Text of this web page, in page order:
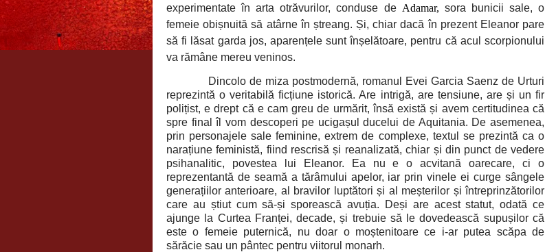
experimentate în arta otrăvurilor, conduse de Adamar, sora bunicii sale, o
femeie obișnuită să atârne în ștreang. Și, chiar dacă în prezent Eleanor pare
să fi lăsat garda jos, aparențele sunt înșelătoare, pentru că acul scorpionului
va rămâne mereu veninos.
Dincolo de miza postmodernă, romanul Evei Garcia Saenz de Urturi
reprezintă o veritabilă ficțiune istorică. Are intrigă, are tensiune, are și un fir
polițist, e drept că e cam greu de urmărit, însă există și avem certitudinea că
spre final îl vom descoperi pe ucigașul ducelui de Aquitania. De asemenea,
prin personajele sale feminine, extrem de complexe, textul se prezintă ca o
narațiune feministă, fiind rescrisă și reanalizată, chiar și din punct de vedere
psihanalitic, povestea lui Eleanor. Ea nu e o acvitană oarecare, ci o
reprezentantă de seamă a tărâmului apelor, iar prin vinele ei curge sângele
generațiilor anterioare, al bravilor luptători și al meșterilor și întreprinzătorilor
care au știut cum să-și sporească avuția. Deși are acest statut, odată ce
ajunge la Curtea Franței, decade, și trebuie să le dovedească supușilor că
este o femeie puternică, nu doar o moștenitoare ce i-ar putea scăpa de
sărăcie sau un pântec pentru viitorul monarh.